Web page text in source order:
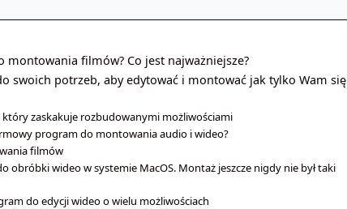
filmów? Co jest najważniejsze?
swoich potrzeb, aby edytować i montować jak tylko Wam się
zaskakuje rozbudowanymi możliwościami
program do montowania audio i wideo?
filmów
obróbki wideo w systemie MacOS. Montaż jeszcze nigdy nie był taki
do edycji wideo o wielu możliwościach